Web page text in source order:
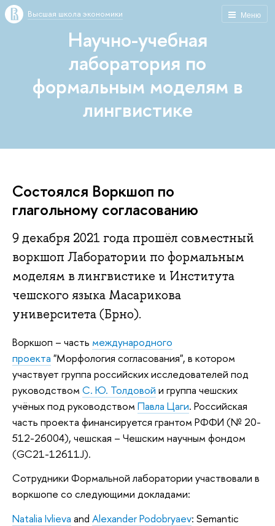
Меню
Высшая школа экономики
Научно-учебная
лаборатория по
формальным моделям в
лингвистике
Состоялся Воркшоп по
глагольному согласованию
9 декабря 2021 года прошёл совместный
воркшоп Лаборатории по формальным
моделям в лингвистике и Института
чешского языка Масарикова
университета (Брно).
Воркшоп – часть международного
проекта "Морфология согласования", в котором
участвует группа российских исследователей под
руководством С. Ю. Толдовой и группа чешских
учёных под руководством Павла Цаги. Российская
часть проекта финансируется грантом РФФИ (№ 20-
512-26004), чешская – Чешским научным фондом
(GC21-12611J).
Сотрудники Формальной лаборатории участвовали в
воркшопе со следующими докладами:
Natalia Ivlieva and Alexander Podobryaev: Semantic